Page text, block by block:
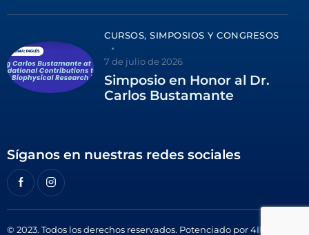
CURSOS, SIMPOSIOS Y CONGRESOS
7 de julio de 2026
Simposio en Honor al Dr.
Carlos Bustamante
Síganos en nuestras redes sociales
© 2023. Todos los derechos reservados. Potenciado por4ID